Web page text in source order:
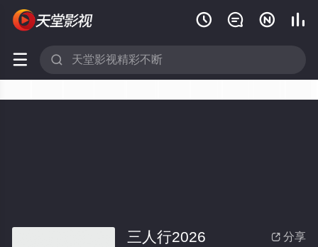
   
 
 分享
三人行2026